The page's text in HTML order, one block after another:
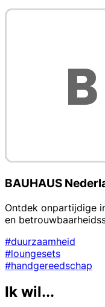
BAUHAUS
Ontdek onpartijdige
en
#duurzaamheid
#loungesets
#handgereedschap
Ik wil...